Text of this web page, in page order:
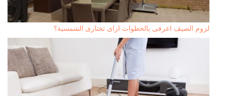
لزوم الصيف اعرفى بالخطوات ازاى تختارى الشمسية؟